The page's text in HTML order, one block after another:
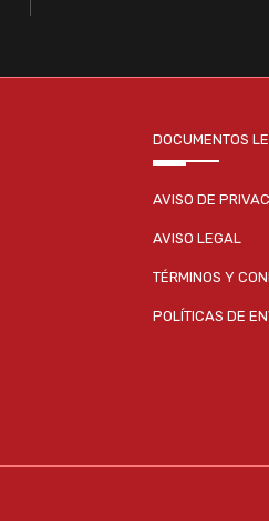
DOCUMENTOS
AVISO DE
AVISO LEGAL
TÉRMINOS Y
POLÍTICAS DE